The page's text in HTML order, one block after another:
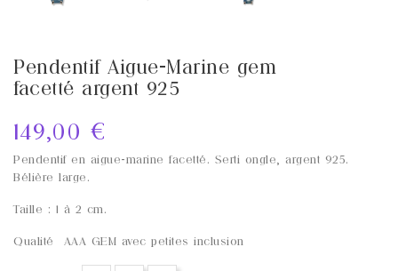
Pendentif Aigue-Marine gem
facetté argent 925
149,00 €
Pendentif en aigue-marine facetté. Serti ongle, argent 925.
Bélière large.
Taille : 1 à 2 cm.
Qualité AAA GEM avec petites inclusion